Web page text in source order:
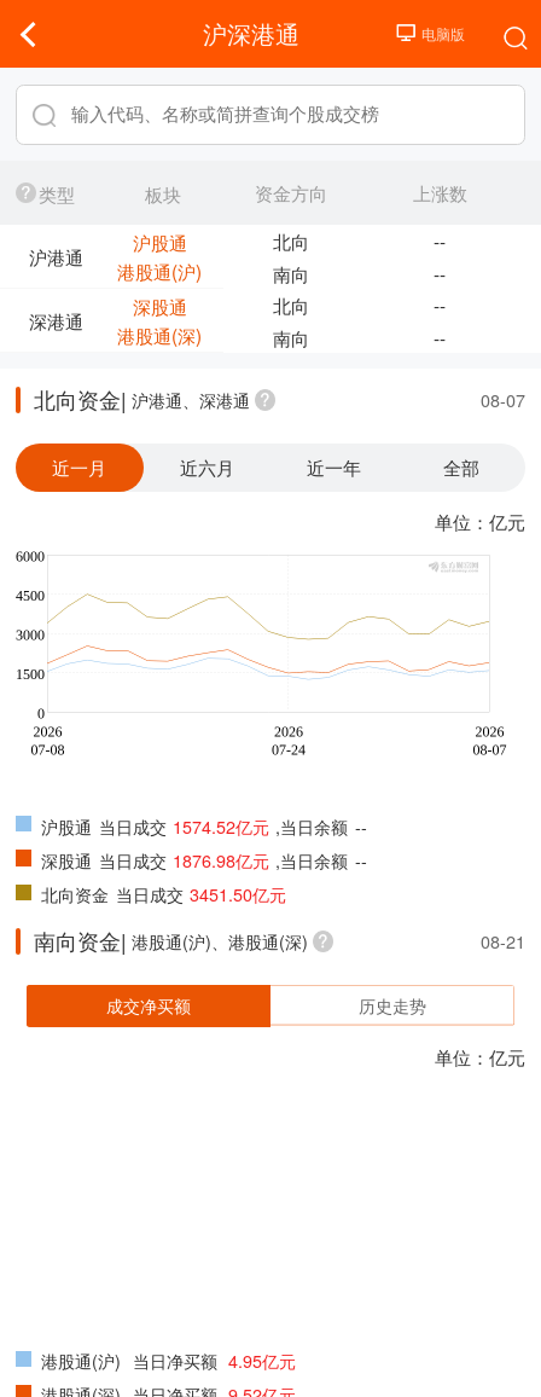
沪深港通
类型 板块
沪港通
沪股通
港股通(沪)
深港通
深股通
港股通(深)
资金方向
上涨数
北向
--
南向
--
北向
--
南向
--
北向资金| 沪港通、深港通 08-07
近一月 近六月 近一年 全部
单位：亿元
沪股通 当日成交 1574.52亿元 ,当日余额 --
深股通 当日成交 1876.98亿元 ,当日余额 --
北向资金 当日成交 3451.50亿元
南向资金| 港股通(沪)、港股通(深) 08-21
成交净买额 历史走势
单位：亿元
港股通(沪) 当日净买额 4.95亿元